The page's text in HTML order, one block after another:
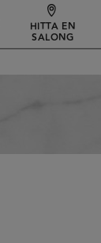
HITTA EN
SALONG